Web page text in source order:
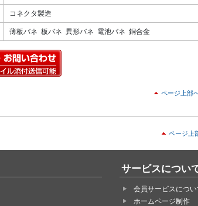
コネクタ製造
薄板バネ 板バネ 異形バネ 電池バネ 銅合金
ページ上部
ページ上
サービスについ
会員サービスにつ
ホームページ制作